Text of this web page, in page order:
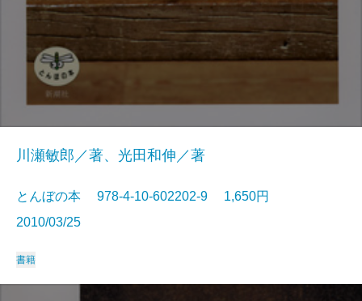
川瀬敏郎／著、光田和伸／著
とんぼの本 978-4-10-602202-9 1,650円
2010/03/25
書籍